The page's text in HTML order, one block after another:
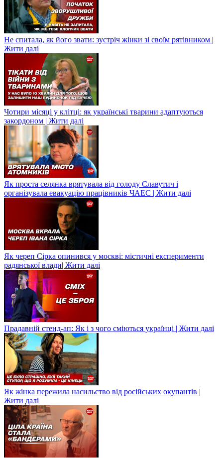
Не спитала, як його звати: зустріч жінки зі своїм рятівником |
Жити далі
Чотири місяці у клітці: як українські тварини адаптуються
закордоном | Жити далі
Як проста селянка врятувала від голоду Славутич і
організувала евакуацію працівників ЧАЕС | Жити далі
Як череп Сірка опинився у москві: містичні експерименти
радянської влади| Жити далі
Прадавній стенд-ап: Як і з чого сміються українці | Жити далі
Як жінка пережила насильство від російських окупантів |
Жити далі